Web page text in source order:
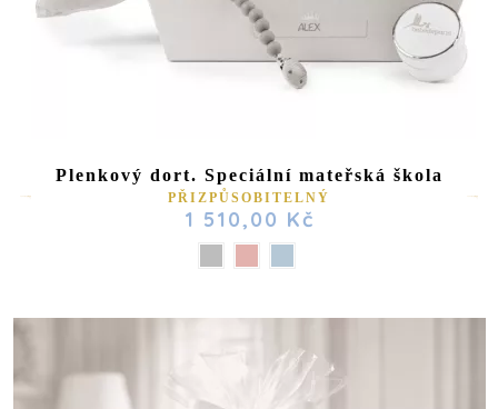
Plenkový dort. Speciální mateřská škola
PŘIZPŮSOBITELNÝ
1 510,00 Kč